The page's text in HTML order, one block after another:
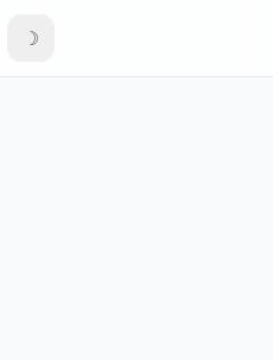
☽